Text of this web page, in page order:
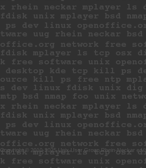
Copyright © 2010-2025 Unix User Group Rhein-Neckar e.V.